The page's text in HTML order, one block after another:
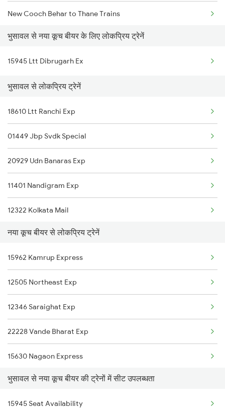
Bhusawal to Nandura Trains
Bhusawal to Naugachia Trains
Bhusawal to Narkhed Trains
Bhusawal to Narsinghpur Trains
New Cooch Behar to Thane Trains
New Cooch Behar to Bareilly Trains
New Cooch Behar to Balugaon Trains
New Cooch Behar to Medinipur Trains
New Cooch Behar to Kalna Trains
New Cooch Behar to Ahmedabad Trains
New Cooch Behar to Agartala Trains
भुसावल से नया कूच बीयर के लिए लोकप्रिय ट्रेनें
15945 Ltt Dibrugarh Ex
भुसावल से लोकप्रिय ट्रेनें
18610 Ltt Ranchi Exp
01449 Jbp Svdk Special
20929 Udn Banaras Exp
11401 Nandigram Exp
12322 Kolkata Mail
12167 Ltt Banaras Exp
04116 Pryj Dadn Spl
12141 Patliputra Exp
22177 Mahanagari Exp
19483 Adi Bju Exp
1039 Kop Gondia Spl
1044 Spj Ltt Sf Spl
1055 Ltt Gkp Special
नया कूच बीयर से लोकप्रिय ट्रेनें
15962 Kamrup Express
12505 Northeast Exp
12346 Saraighat Exp
22228 Vande Bharat Exp
15630 Nagaon Express
15658 Brahmaputra Exp
15624 Kyq Bgkt Exp
भुसावल से नया कूच बीयर की ट्रेनों में सीट उपलब्धता
15945 Seat Availability